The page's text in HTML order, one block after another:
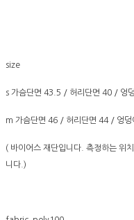
size
s 가슴단면 43.5 / 허리단면 40 / 엉
m 가슴단면 46 / 허리단면 44 / 엉
( 바이어스 재단입니다. 측정하는 위
니다.)